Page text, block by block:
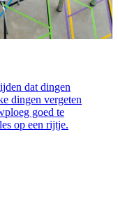
dat dingen
dingen vergeten
goed te
op een rijtje.